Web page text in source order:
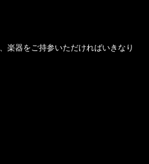
楽器をご持参いただければいきなり